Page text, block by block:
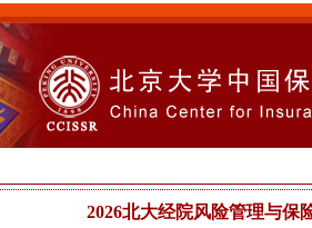
2026北大经院风险管理与保